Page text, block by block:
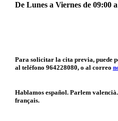
De Lunes a Viernes de 09:00
Para solicitar la cita previa, puede
al teléfono 964228080, o al correo
Hablamos español. Parlem
français.